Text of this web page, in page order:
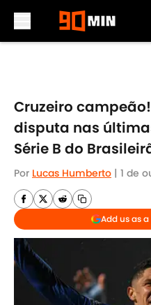
Cruzeiro
disputa nas
Série B do
Por Lucas Humberto | 1 de
Add us as